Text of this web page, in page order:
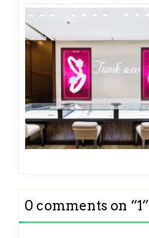
0 comments on “1”